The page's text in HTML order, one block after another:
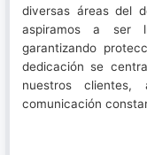
diversas áreas del
aspiramos a ser
garantizando
dedicación se
nuestros clientes,
comunicación